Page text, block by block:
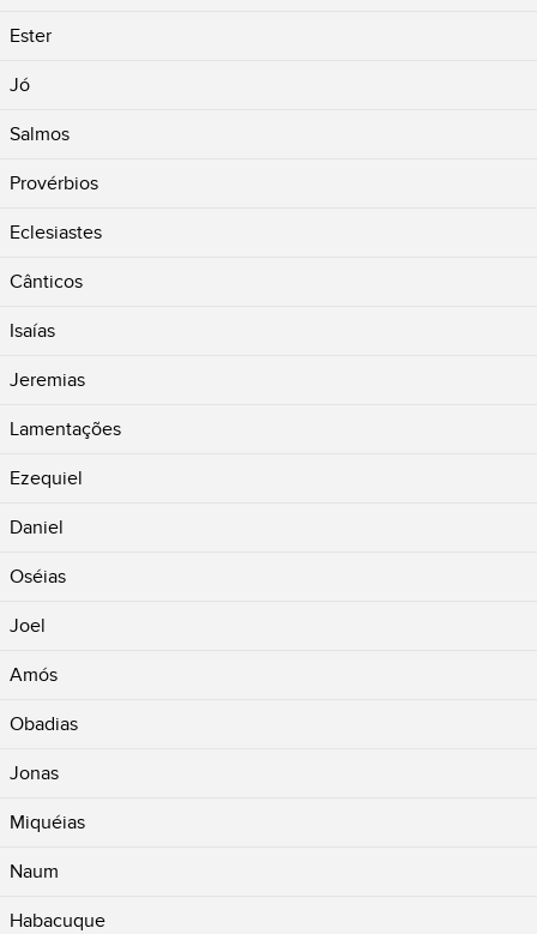
Ester
Jó
Salmos
Provérbios
Eclesiastes
Cânticos
Isaías
Jeremias
Lamentações
Ezequiel
Daniel
Oséias
Joel
Amós
Obadias
Jonas
Miquéias
Naum
Habacuque